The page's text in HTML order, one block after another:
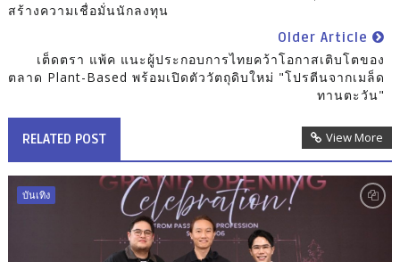
สร้างความเชื่อมั่นนักลงทุน
Older Article
เต็ดตรา แพ้ค แนะผู้ประกอบการไทยคว้าโอกาสเติบโตของ
ตลาด Plant-Based พร้อมเปิดตัววัตถุดิบใหม่ "โปรตีนจากเมล็ด
ทานตะวัน"
RELATED POST View More
บันเทิง